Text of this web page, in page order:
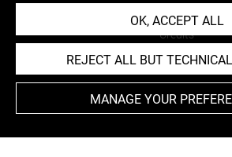
Cookies
Credits
Accessibility : non
OK, ACCEPT ALL
REJECT ALL BUT
MANAGE YOUR